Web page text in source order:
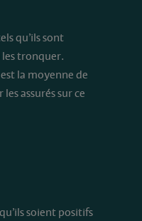
qu’ils sont
les tronquer.
la moyenne de
assurés sur ce
soient positifs